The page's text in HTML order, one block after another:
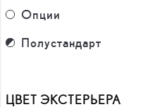
Опции
Опции
Полустандарт
Полустандарт
ЦВЕТ ЭКСТЕРЬЕРА